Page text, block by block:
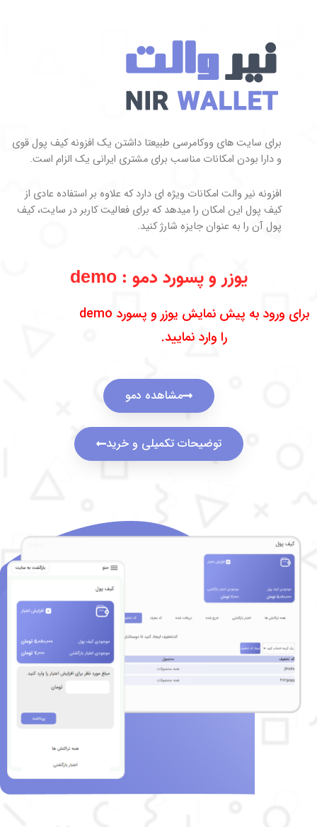
برای سایت های ووکامرسی طبیعتا داشتن یک افزونه کیف پول قوی
و دارا بودن امکانات مناسب برای مشتری ایرانی یک الزام است.
افزونه نیر والت امکانات ویژه ای دارد که علاوه بر استفاده عادی از
کیف پول این امکان را میدهد که برای فعالیت کاربر در سایت، کیف
پول آن را به عنوان جایزه شارژ کنید.
یوزر و پسورد دمو : demo
برای ورود به پیش نمایش یوزر و پسورد demo
را وارد نمایید.​
مشاهده دمو
توضیحات تکمیلی و خرید